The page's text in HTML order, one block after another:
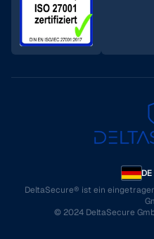
DE
DeltaSecure® ist ein
© 2024 DeltaSecure